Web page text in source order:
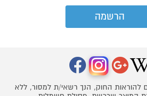
להוראות החוק, הנך רשאי/ת למסור, ללא